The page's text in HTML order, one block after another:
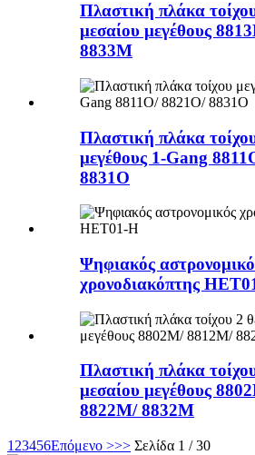
Πλαστική πλάκα
μεσαίου μεγέθους
8833M
Πλαστική πλάκα
μεγέθους 1-Gang
8831O
Ψηφιακός
χρονοδιακόπτης
Πλαστική πλάκα
μεσαίου μεγέθους
8822M/ 8832M
1 23456Επόμενο >>> Σελίδα 1 / 30